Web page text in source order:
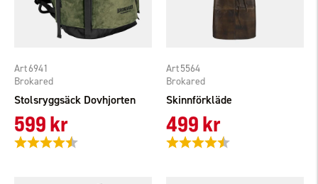
Stolsryggsäck Dovhjorten
Brokared
6941
599 kr
Betyg:
Skinnförkläde
Brokared
5564
499 kr
Betyg: